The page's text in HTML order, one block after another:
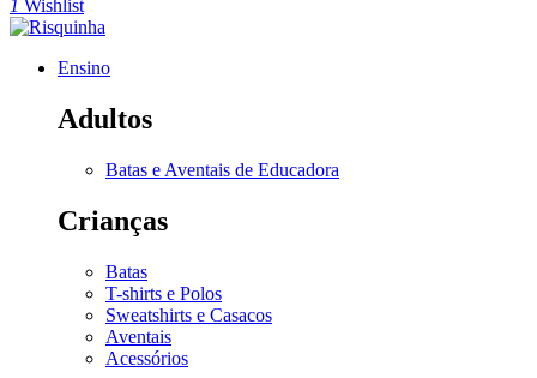
1 Wishlist
Ensino
Adultos
Batas e Aventais de Educadora
Crianças
Batas
T-shirts e Polos
Sweatshirts e Casacos
Aventais
Acessórios